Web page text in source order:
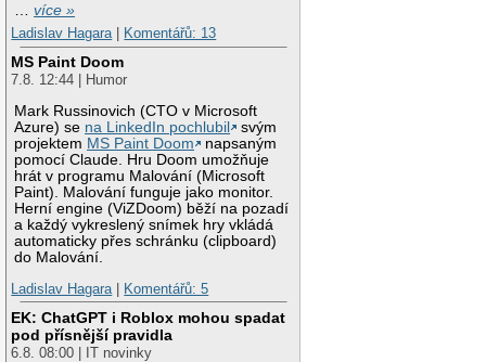
…více »
Ladislav Hagara| Komentářů: 13
MS Paint Doom
7.8. 12:44 | Humor
Mark Russinovich (CTO v Microsoft
Azure) se na LinkedIn pochlubil
svým
projektem MS Paint Doom
napsaným
pomocí Claude. Hru Doom umožňuje
hrát v programu Malování (Microsoft
Paint). Malování funguje jako monitor.
Herní engine (ViZDoom) běží na pozadí
a každý vykreslený snímek hry vkládá
automaticky přes schránku (clipboard)
do Malování.
Ladislav Hagara| Komentářů: 5
EK: ChatGPT i Roblox mohou spadat
pod přísnější pravidla
6.8. 08:00 | IT novinky